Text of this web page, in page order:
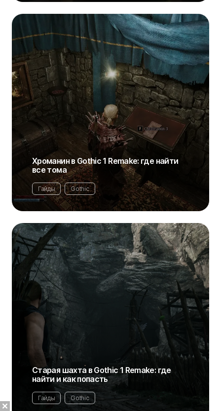
Хроманин в Gothic 1 Remake: где найти
все тома
Гайды Gothic
Старая шахта в Gothic 1 Remake: где
найти и как попасть
Гайды Gothic